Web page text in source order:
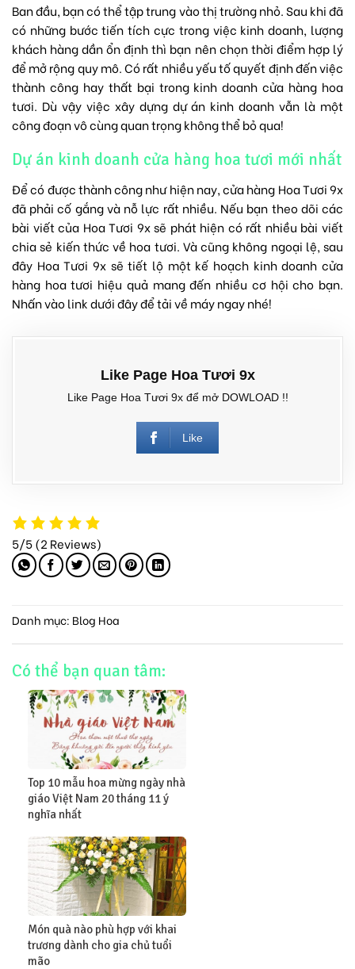
Ban đầu, bạn có thể tập trung vào thị trường nhỏ. Sau khi đã
có những bước tiến tích cực trong việc kinh doanh, lượng
khách hàng dần ổn định thì bạn nên chọn thời điểm hợp lý
để mở rộng quy mô. Có rất nhiều yếu tố quyết định đến việc
thành công hay thất bại trong kinh doanh cửa hàng hoa
tươi. Dù vậy việc xây dựng dự án kinh doanh vẫn là một
công đoạn vô cùng quan trọng không thể bỏ qua!
Dự án kinh doanh cửa hàng hoa tươi mới nhất
Để có được thành công như hiện nay, cửa hàng Hoa Tươi 9x
đã phải cố gắng và nỗ lực rất nhiều. Nếu bạn theo dõi các
bài viết của Hoa Tươi 9x sẽ phát hiện có rất nhiều bài viết
chia sẻ kiến thức về hoa tươi. Và cũng không ngoại lệ, sau
đây Hoa Tươi 9x sẽ tiết lộ một kế hoạch kinh doanh cửa
hàng hoa tươi hiệu quả mang đến nhiều cơ hội cho bạn.
Nhấn vào link dưới đây để tải về máy ngay nhé!
Like Page Hoa Tươi 9x
Like Page Hoa Tươi 9x để mở DOWLOAD !!
Like
5/5(2 Reviews)
Danh mục: Blog Hoa
Có thể bạn quan tâm:
Top 10 mẫu hoa mừng ngày nhà
giáo Việt Nam 20 tháng 11 ý
nghĩa nhất
Món quà nào phù hợp với khai
trương dành cho gia chủ tuổi
mão